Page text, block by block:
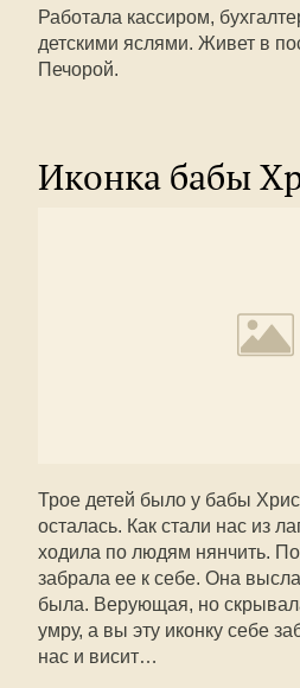
Работала кассиром,
детскими яслями. Живет в
Печорой.
Иконка бабы
Трое детей было у бабы
осталась. Как стали нас из
ходила по людям нянчить.
забрала ее к себе. Она
была. Верующая, но
умру, а вы эту иконку себе
нас и висит…